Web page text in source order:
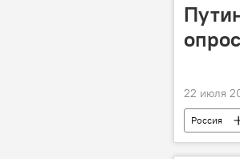
опрос
22 июля
Россия